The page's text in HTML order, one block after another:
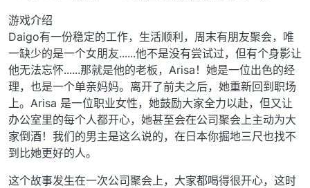
游戏介绍
Daigo有一份稳定的工作，生活顺利，周末有朋友聚会，唯
一缺少的是一个女朋友......他不是没有尝试过，但有个身影让
他无法忘怀......那就是他的老板，Arisa！她是一位出色的经
理，也是一个单亲妈妈。离开了前夫之后，她重新回到职场
上。Arisa 是一位职业女性，她鼓励大家全力以赴，但又让
办公室里的每个人都开心，她甚至会在公司聚会上主动为大
家倒酒！我们的男主是这么说的，在日本你掘地三尺也找不
到比她更好的人。
这个故事发生在一次公司聚会上，大家都喝得很开心，这时